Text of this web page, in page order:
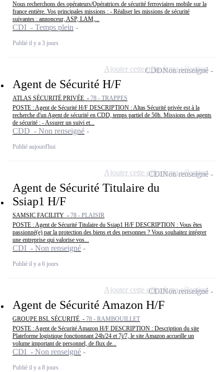
Nous recherchons des opérateurs/Opératrices de sécurité ferroviaires mobile sur la
france entière. Vos principales missions : - Réaliser les missions de sécurité
suivantes : annonceur, ASP, LAM,...
CDI - Temps plein
Publié il y a 3 jours
Agent de Sécurité H/F
ATLAS SÉCURITÉ PRIVÉE - 78 - TRAPPES
POSTE : Agent de Sécurité H/F DESCRIPTION : Altas Sécurité privée est à la
recherche d'un Agent de sécurité en CDD, temps partiel de 50h. Missions des agents
de sécurité : - Assurer un suivi et...
CDD - Non renseigné
Publié aujourd'hui
CDDNon renseigné
Ajouter cette offre à ma sélection
Agent de Sécurité Titulaire du
Ssiap1 H/F
SAMSIC FACILITY - 78 - PLAISIR
POSTE : Agent de Sécurité Titulaire du Ssiap1 H/F DESCRIPTION : Vous êtes
passionné(e) par la protection des biens et des personnes ? Vous souhaitez intégrer
une entreprise qui valorise vos...
CDI - Non renseigné
Publié il y a 6 jours
CDINon renseigné
Ajouter cette offre à ma sélection
Agent de Sécurité Amazon H/F
GROUPE BSL SÉCURITÉ - 78 - RAMBOUILLET
POSTE : Agent de Sécurité Amazon H/F DESCRIPTION : Description du site
Plateforme logistique fonctionnant 24h/24 et 7j/7, le site Amazon accueille un
volume important de personnel, de flux de...
CDI - Non renseigné
Publié il y a 8 jours
CDINon renseigné
Ajouter cette offre à ma sélection